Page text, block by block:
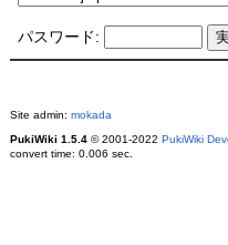
パスワード:
Site admin: mokada
PukiWiki 1.5.4© 2001-2022 PukiWiki
convert time: 0.006 sec.